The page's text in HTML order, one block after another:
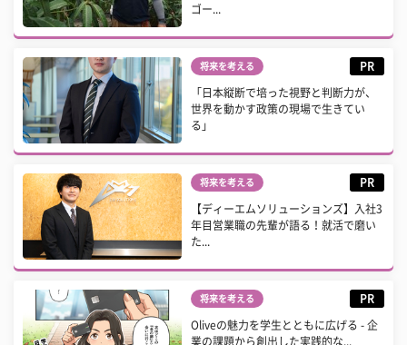
ゴー...
将来を考える PR
「日本縦断で培った視野と判断力が、
世界を動かす政策の現場で生きてい
る」
将来を考える PR
【ディーエムソリューションズ】入社3
年目営業職の先輩が語る！就活で磨い
た...
将来を考える PR
Oliveの魅力を学生とともに広げる - 企
業の課題から創出した実践的な...